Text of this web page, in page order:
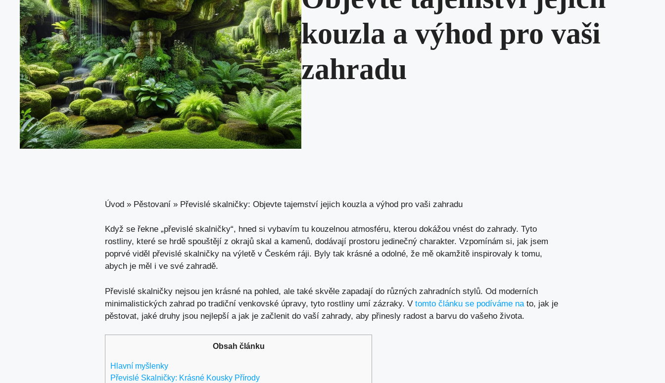
kouzla a výhod pro vaši
zahradu
Úvod » Pěstovaní » Převislé skalničky: Objevte tajemství jejich kouzla a výhod pro vaši zahradu
Když se řekne „převislé skalničky“, hned si vybavím tu kouzelnou atmosféru, kterou dokážou vnést do zahrady. Tyto
rostliny, které se hrdě spouštějí z okrajů skal a kamenů, dodávají prostoru jedinečný charakter. Vzpomínám si, jak jsem
poprvé viděl převislé skalničky na výletě v Českém ráji. Byly tak krásné a odolné, že mě okamžitě inspirovaly k tomu,
abych je měl i ve své zahradě.
Převislé skalničky nejsou jen krásné na pohled, ale také skvěle zapadají do různých zahradních stylů. Od moderních
minimalistických zahrad po tradiční venkovské úpravy, tyto rostliny umí zázraky. V tomto článku se podíváme na to, jak je
pěstovat, jaké druhy jsou nejlepší a jak je začlenit do vaší zahrady, aby přinesly radost a barvu do vašeho života.
Obsah článku
Hlavní myšlenky
Převislé Skalničky: Krásné Kousky Přírody